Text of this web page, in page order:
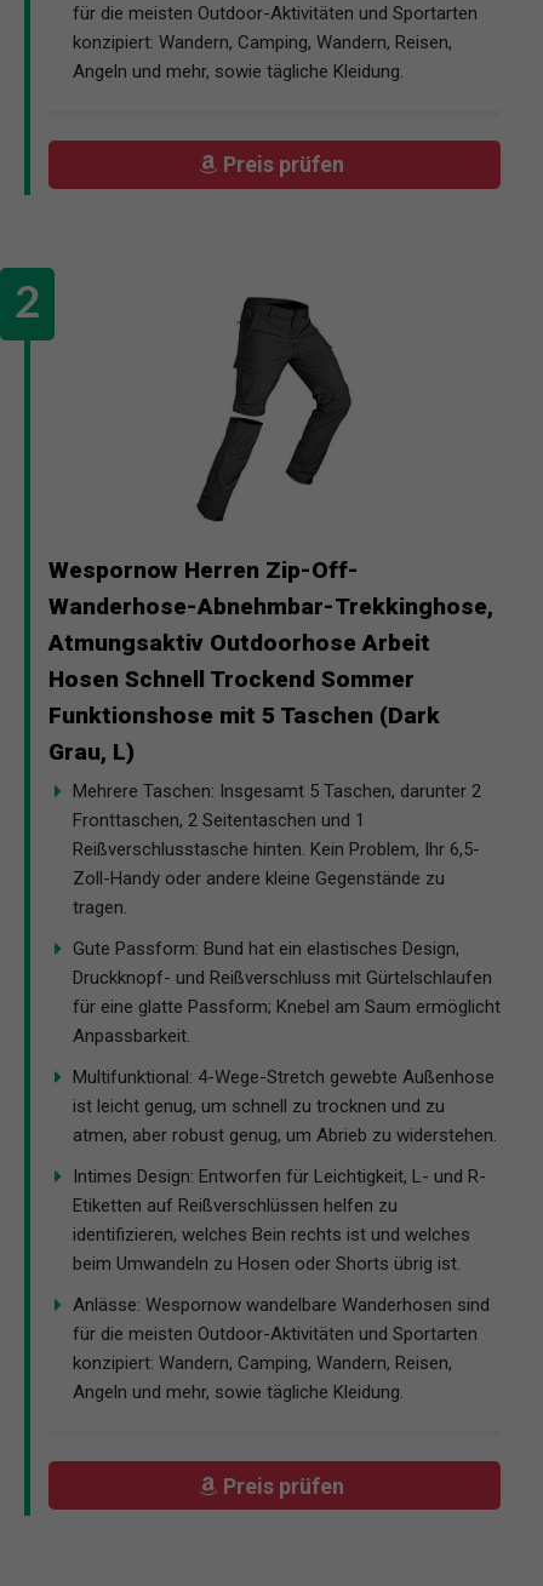
für die meisten Outdoor-Aktivitäten und Sportarten
konzipiert: Wandern, Camping, Wandern, Reisen,
Angeln und mehr, sowie tägliche Kleidung.
Preis prüfen
Wespornow Herren Zip-Off-
Wanderhose-Abnehmbar-Trekkinghose,
Atmungsaktiv Outdoorhose Arbeit
Hosen Schnell Trockend Sommer
Funktionshose mit 5 Taschen (Dark
Grau, L)
Mehrere Taschen: Insgesamt 5 Taschen, darunter 2
Fronttaschen, 2 Seitentaschen und 1
Reißverschlusstasche hinten. Kein Problem, Ihr 6,5-
Zoll-Handy oder andere kleine Gegenstände zu
tragen.
Gute Passform: Bund hat ein elastisches Design,
Druckknopf- und Reißverschluss mit Gürtelschlaufen
für eine glatte Passform; Knebel am Saum ermöglicht
Anpassbarkeit.
Multifunktional: 4-Wege-Stretch gewebte Außenhose
ist leicht genug, um schnell zu trocknen und zu
atmen, aber robust genug, um Abrieb zu widerstehen.
Intimes Design: Entworfen für Leichtigkeit, L- und R-
Etiketten auf Reißverschlüssen helfen zu
identifizieren, welches Bein rechts ist und welches
beim Umwandeln zu Hosen oder Shorts übrig ist.
Anlässe: Wespornow wandelbare Wanderhosen sind
für die meisten Outdoor-Aktivitäten und Sportarten
konzipiert: Wandern, Camping, Wandern, Reisen,
Angeln und mehr, sowie tägliche Kleidung.
Preis prüfen